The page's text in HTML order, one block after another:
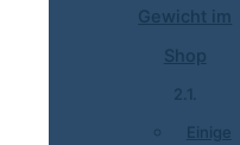
Gewicht im
Shop
Einige